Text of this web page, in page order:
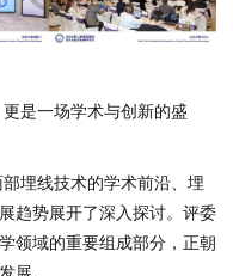
是一场学术与创新的盛
埋线技术的学术前沿、埋
趋势展开了深入探讨。评委
领域的重要组成部分，正朝
展。